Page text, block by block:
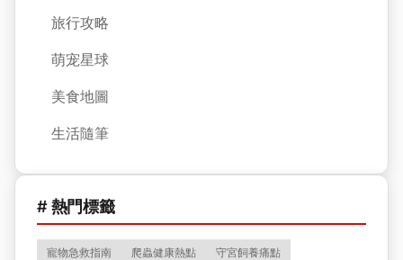
旅行攻略
萌宠星球
美食地圖
生活隨筆
# 熱門標籤
寵物急救指南 爬蟲健康熱點 守宮飼養痛點